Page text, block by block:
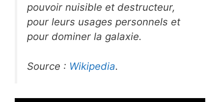
pouvoir nuisible et destructeur,
pour leurs usages personnels et
pour dominer la galaxie.
Source : Wikipedia.